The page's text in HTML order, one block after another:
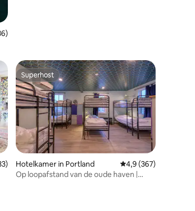
beoordeling van 4,89 uit 5, 36 recensies
beoordeling van 4,88 uit 5, 233 recensies
Superhost
Superhost
Hotelkamer in Portland Gemiddelde
4,9 (367)
Op loopafstand van de oude haven |